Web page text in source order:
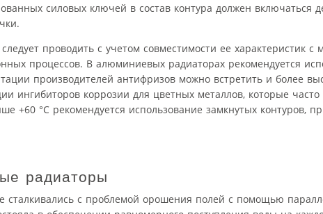
силовых ключей в состав контура должен включаться
проводить с учетом совместимости ее характеристик
процессов. В алюминиевых радиаторах рекомендуется
производителей антифризов можно встретить и более
ингибиторов коррозии для цветных металлов, которые
+60 °С рекомендуется использование замкнутых контуров,
радиаторы
сталкивались с проблемой орошения полей с помощью